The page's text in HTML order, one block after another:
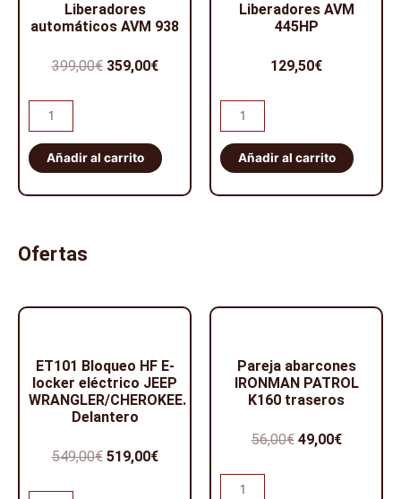
Liberadores
automáticos AVM 938
399,00€ El
era:
399,00€.
359,00€El
es:
359,00€.
Liberadores
automáticos
AVM
938
cantidad
Añadir al carrito
Liberadores AVM
445HP
129,50€
Liberadores
AVM
445HP
cantidad
Añadir al carrito
Ofertas
ET101 Bloqueo HF E-
locker eléctrico JEEP
WRANGLER/CHEROKEE.
Delantero
549,00€ El
519,00€El
Pareja abarcones
IRONMAN PATROL
K160 traseros
56,00€ El
49,00€El
Pareja